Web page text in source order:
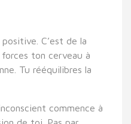
C’est de la
forces ton cerveau à
Tu rééquilibres la
commence à